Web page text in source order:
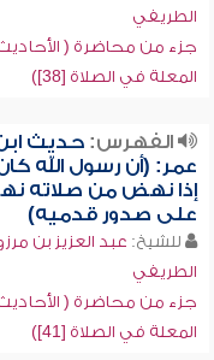
الطريفي
جزء من محاضرة (
المعلة في الصلاة [38])
الفهرس:حديث
عمر: (أن رسول الله
إذا نهض من صلاته
على صدور قدميه)
للشيخ: عبد العزيز بن
الطريفي
جزء من محاضرة (
المعلة في الصلاة [41])